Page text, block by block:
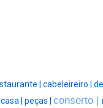
| cabeleireiro |
casa | peças | conserto |